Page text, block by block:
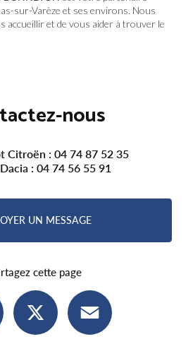
sur-Varèze et ses environs. Nous
accueillir et de vous aider à trouver le
nous
Citroën : 04 74 87 52 35
: 04 74 56 55 91
UN MESSAGE
cette page
Facebook